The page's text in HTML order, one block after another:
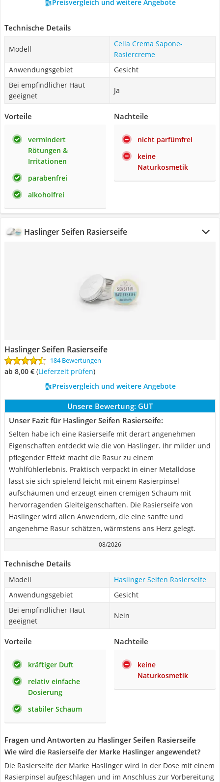
Preisvergleich und weitere Angebote
Technische Details
Modell
Cella Crema Sapone-
Rasiercreme
Anwendungsgebiet
Gesicht
Bei empfindlicher Haut
geeignet
Ja
Vorteile
vermindert
Rötungen &
Irritationen
parabenfrei
alkoholfrei
Nachteile
nicht parfümfrei
keine
Naturkosmetik
Haslinger Seifen Rasierseife
Haslinger Seifen Rasierseife
184 Bewertungen
ab 8,00 € (Lieferzeit prüfen)
Preisvergleich und weitere Angebote
Unsere Bewertung: GUT
Unser Fazit für Haslinger Seifen Rasierseife:
Selten habe ich eine Rasierseife mit derart angenehmen
Eigenschaften entdeckt wie die von Haslinger. Ihr milder und
pflegender Effekt macht die Rasur zu einem
Wohlfühlerlebnis. Praktisch verpackt in einer Metalldose
lässt sie sich spielend leicht mit einem Rasierpinsel
aufschäumen und erzeugt einen cremigen Schaum mit
hervorragenden Gleiteigenschaften. Die Rasierseife von
Haslinger wird allen Anwendern, die eine sanfte und
angenehme Rasur schätzen, wärmstens ans Herz gelegt.
08/2026
Technische Details
Modell
Haslinger Seifen Rasierseife
Anwendungsgebiet
Gesicht
Bei empfindlicher Haut
geeignet
Nein
Vorteile
kräftiger Duft
relativ einfache
Dosierung
stabiler Schaum
Nachteile
keine
Naturkosmetik
Fragen und Antworten zu Haslinger Seifen Rasierseife
Wie wird die Rasierseife der Marke Haslinger angewendet?
Die Rasierseife der Marke Haslinger wird in der Dose mit einem
Rasierpinsel aufgeschlagen und im Anschluss zur Vorbereitung